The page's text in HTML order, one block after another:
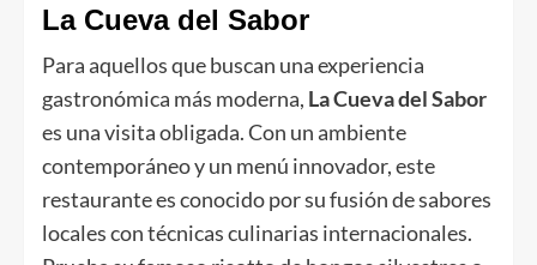
La Cueva del Sabor
Para aquellos que buscan una experiencia
gastronómica más moderna, La Cueva del Sabor
es una visita obligada. Con un ambiente
contemporáneo y un menú innovador, este
restaurante es conocido por su fusión de sabores
locales con técnicas culinarias internacionales.